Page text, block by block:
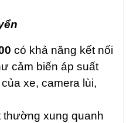
có khả năng kết nối
cảm biến áp suất
xe, camera lùi,
thường xung quanh